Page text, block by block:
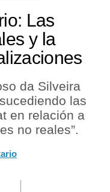
Las
y la
da Silveira
las
en relación a
no reales”.